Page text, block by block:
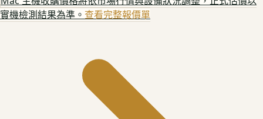
實機檢測結果為準。 查看完整報價單